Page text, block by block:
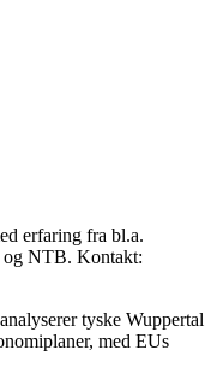
erfaring fra bl.a.
og NTB. Kontakt:
tyske Wuppertal
med EUs